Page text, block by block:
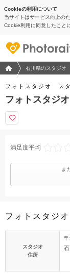
Cookieの利用について
当サイトはサービス向上の
Cookie利用に同意したこと
フォトウエディング/
石川県のスタジオ
フォトスタジオ ス
フォトスタジ
満足度平均
ま
フォトスタジ
スタジオ
住所